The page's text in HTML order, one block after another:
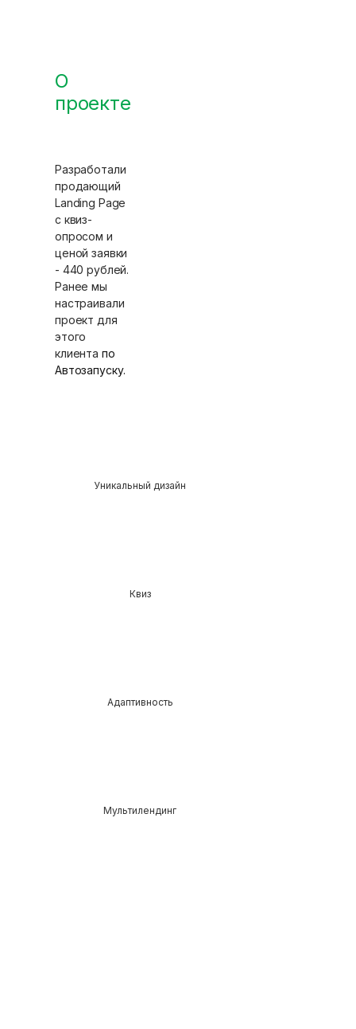
О
проекте
Разработали
продающий
Landing Page
с квиз-
опросом и
ценой заявки
- 440 рублей.
Ранее мы
настраивали
проект для
этого
клиента по
Автозапуску.
Уникальный дизайн
Квиз
Адаптивность
Мультилендинг